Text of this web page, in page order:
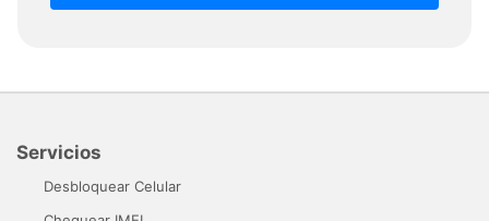
Servicios
Desbloquear Celular